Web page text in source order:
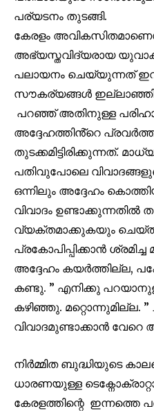
32,111
Followers
പര്യടനം തുടങ്ങി.
കേരളം
അഭ്യസ്തവിദ്യരായ
പലായനം ചെയ്യുന്നത്
സൗകര്യങ്ങൾ
പറഞ്ഞ് അതിനുള്ള പരിഹാര
അദ്ദേഹത്തിൻ്റെ
തുടക്കമിട്ടിരിക്കുന്നത്.
പതിവുപോലെ
ഒന്നിലും അദ്ദേഹം
വിവാദം ഉണ്ടാക്കുന്നതിൽ
വ്യക്തമാക്കുകയും
പ്രകോപിപ്പിക്കാൻ
അദ്ദേഹം കയർത്തില്ല,
കണ്ടു. ” എനിക്കു
കഴിഞ്ഞു. മറ്റൊന്നുമില്ല.
വിവാദമുണ്ടാക്കാൻ
നിർമ്മിത ബുദ്ധിയുടെ
ധാരണയുള്ള
കേരളത്തിന്റെ ഇന്നത്തെ